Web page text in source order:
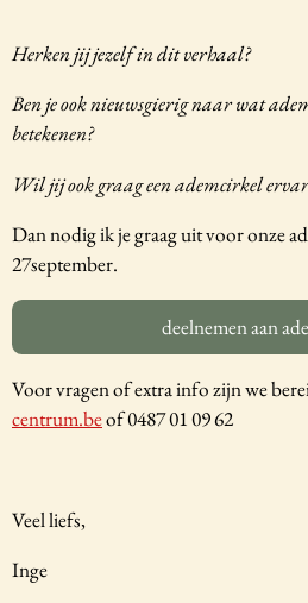
Herken jij jezelf in dit verhaal?
Ben je ook nieuwsgierig naar wat
betekenen?
Wil jij ook graag een ademcirkel
Dan nodig ik je graag uit voor onze
27september.
deelnemen aan
Voor vragen of extra info zijn we
centrum.beof 0487 01 09 62
Veel liefs,
Inge